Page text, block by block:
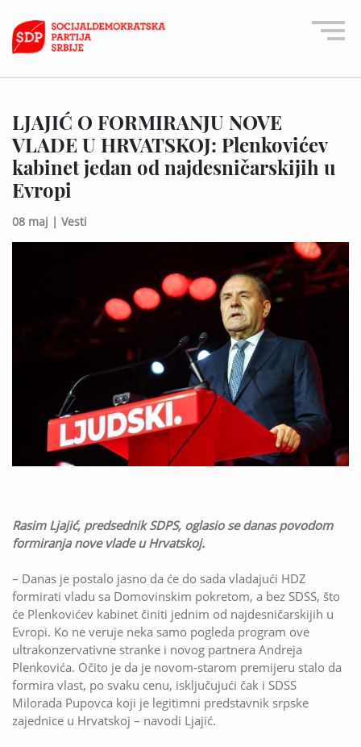
LJAJIĆ O FORMIRANJU NOVE
VLADE U HRVATSKOJ: Plenkovićev
kabinet jedan od najdesničarskijih u
Evropi
08 maj | Vesti
Rasim Ljajić, predsednik SDPS, oglasio se danas povodom
formiranja nove vlade u Hrvatskoj.
– Danas je postalo jasno da će do sada vladajući HDZ
formirati vladu sa Domovinskim pokretom, a bez SDSS, što
će Plenkovićev kabinet činiti jednim od najdesničarskijih u
Evropi. Ko ne veruje neka samo pogleda program ove
ultrakonzervativne stranke i novog partnera Andreja
Plenkovića. Očito je da je novom-starom premijeru stalo da
formira vlast, po svaku cenu, isključujući čak i SDSS
Milorada Pupovca koji je legitimni predstavnik srpske
zajednice u Hrvatskoj – navodi Ljajić.